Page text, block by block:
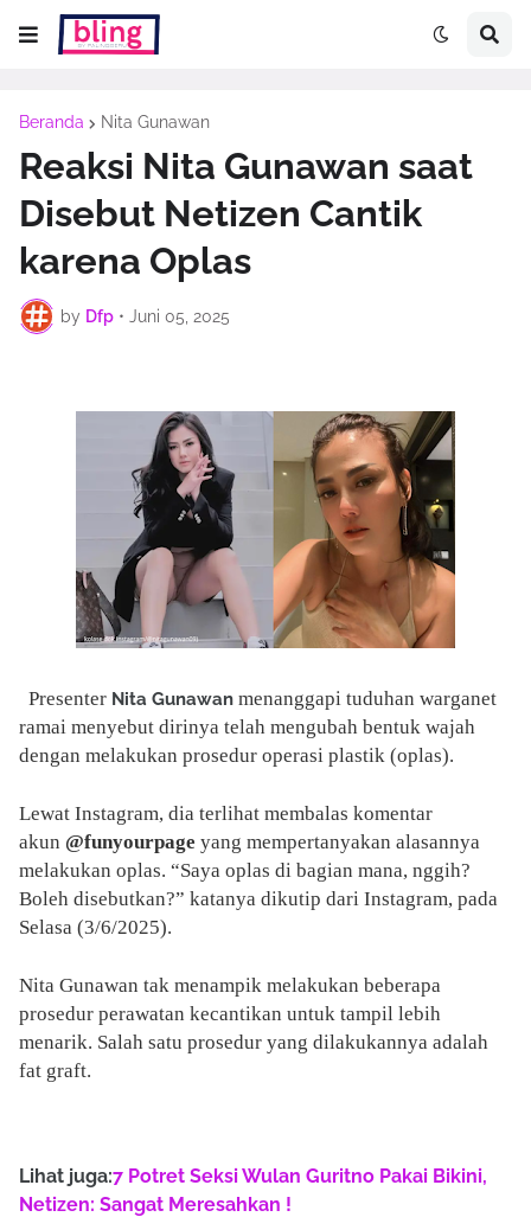
Beranda Nita Gunawan
Reaksi Nita Gunawan saat
Disebut Netizen Cantik
karena Oplas
by Dfp • Juni 05, 2025
Presenter Nita Gunawan menanggapi tuduhan warganet
ramai menyebut dirinya telah mengubah bentuk wajah
dengan melakukan prosedur operasi plastik (oplas).
Lewat Instagram, dia terlihat membalas komentar
akun @funyourpage yang mempertanyakan alasannya
melakukan oplas. “Saya oplas di bagian mana, nggih?
Boleh disebutkan?” katanya dikutip dari Instagram, pada
Selasa (3/6/2025).
Nita Gunawan tak menampik melakukan beberapa
prosedur perawatan kecantikan untuk tampil lebih
menarik. Salah satu prosedur yang dilakukannya adalah
fat graft.
Lihat juga:7 Potret Seksi Wulan Guritno Pakai Bikini,
Netizen: Sangat Meresahkan !